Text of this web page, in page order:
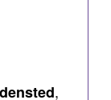
,